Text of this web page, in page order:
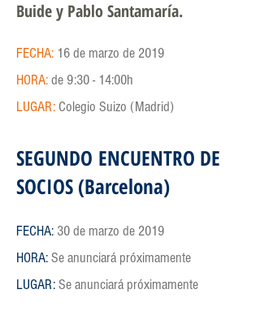
Buide y Pablo Santamaría.
FECHA: 16 de marzo de 2019
HORA:de 9:30 - 14:00h
LUGAR: Colegio Suizo (Madrid)
SEGUNDO ENCUENTRO DE
SOCIOS (Barcelona)
FECHA: 30 de marzo de 2019
HORA:Se anunciará próximamente
LUGAR:Se anunciará próximamente